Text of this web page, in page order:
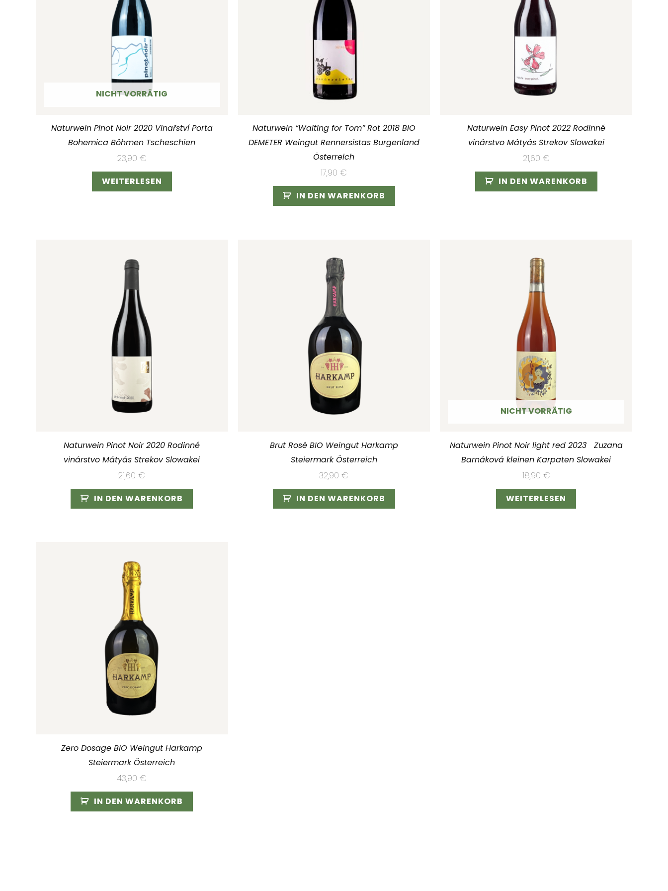
NICHT VORRÄTIG
Naturwein Pinot Noir 2020 Vinařství Porta
Bohemica Böhmen Tscheschien
23,90 €
WEITERLESEN
Naturwein “Waiting for Tom” Rot 2018 BIO
DEMETER Weingut Rennersistas Burgenland
Österreich
17,90€
IN DEN WARENKORB
Naturwein Easy Pinot 2022 Rodinné
vinárstvo Mátyás Strekov Slowakei
21,60 €
IN DEN WARENKORB
Naturwein Pinot Noir 2020 Rodinné
vinárstvo Mátyás Strekov Slowakei
21,60€
IN DEN WARENKORB
Brut Rosé BIO Weingut Harkamp
Steiermark Österreich
32,90€
IN DEN WARENKORB
NICHT VORRÄTIG
Naturwein Pinot Noir light red 2023 Zuzana
Barnáková kleinen Karpaten Slowakei
18,90 €
WEITERLESEN
Zero Dosage BIO Weingut Harkamp
Steiermark Österreich
43,90€
IN DEN WARENKORB